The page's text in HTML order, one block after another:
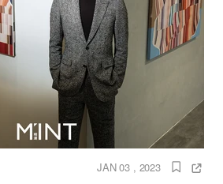
JAN 03 , 2023